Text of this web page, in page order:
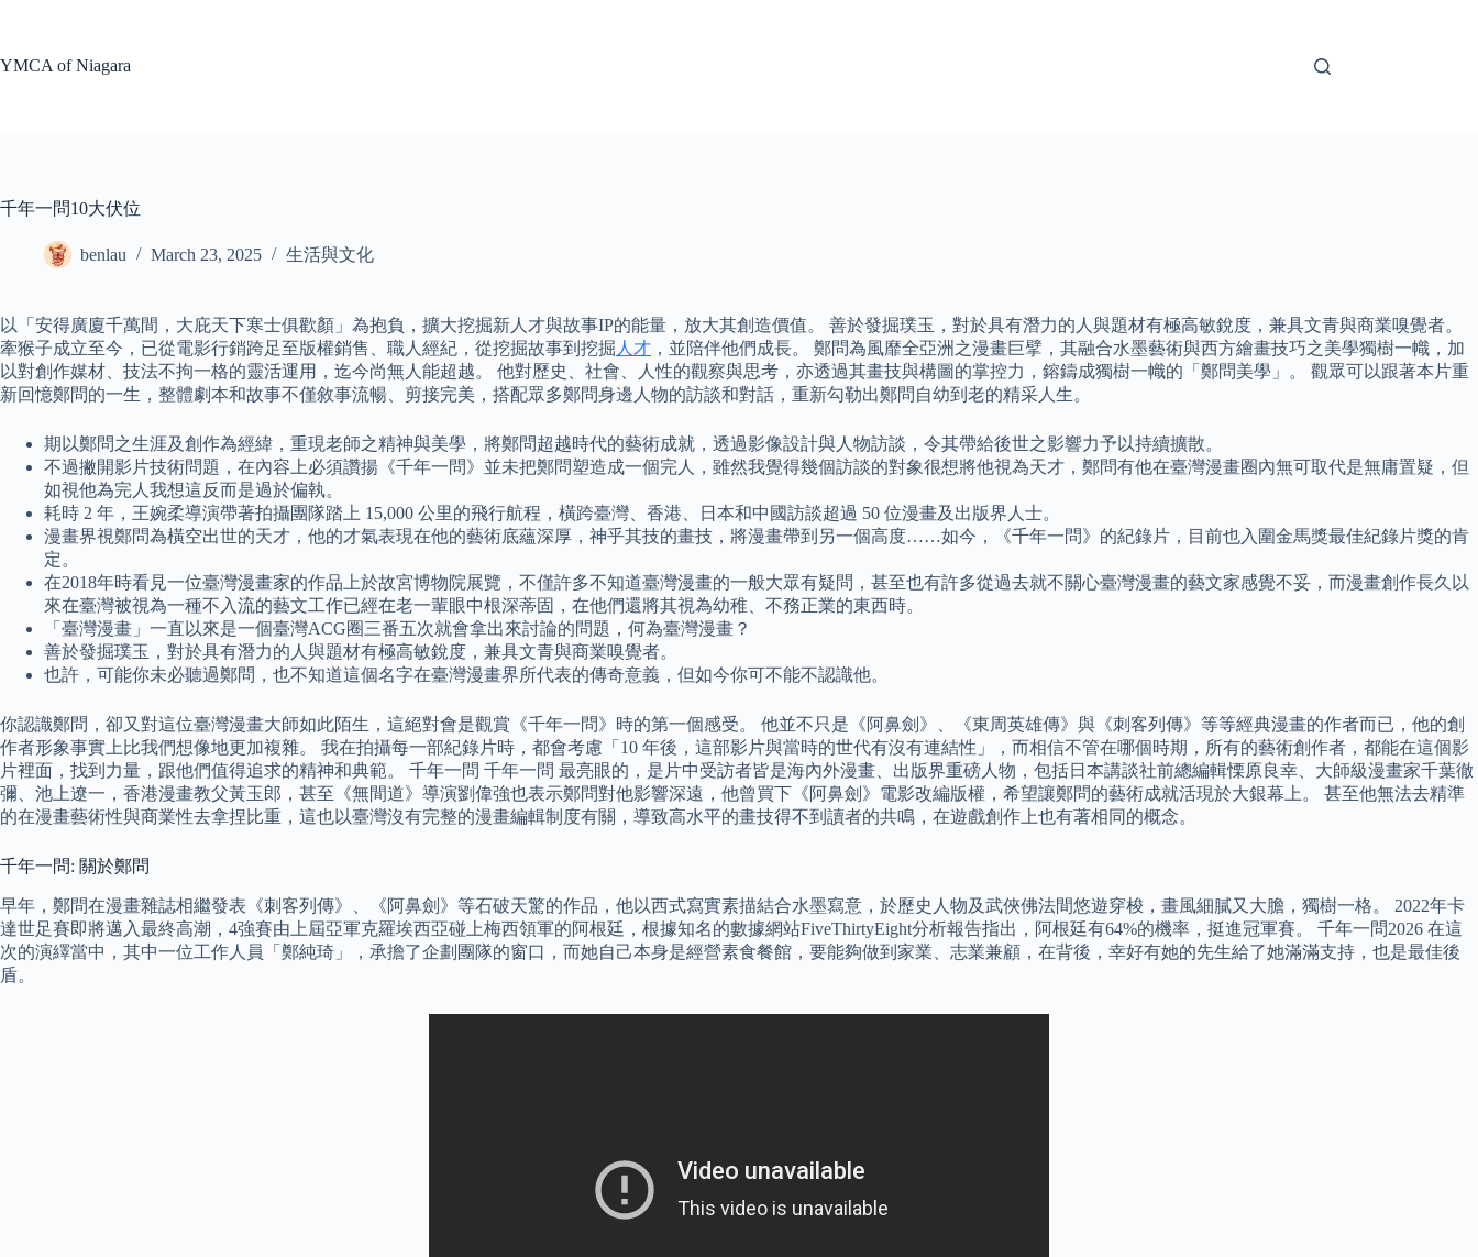
YMCA of Niagara
千年一問10大伏位
benlau March 23, 2025 生活與文化
以「安得廣廈千萬間，大庇天下寒士俱歡顏」為抱負，擴大挖掘新人才與故事IP的能量，放大其創造價值。 善於發掘璞玉，對於具有潛力的人與題材有極高敏銳度，兼具文青與商業嗅覺者。
牽猴子成立至今，已從電影行銷跨足至版權銷售、職人經紀，從挖掘故事到挖掘 人才 ，並陪伴他們成長。 鄭問為風靡全亞洲之漫畫巨擘，其融合水墨藝術與西方繪畫技巧之美學獨樹一幟，加
以對創作媒材、技法不拘一格的靈活運用，迄今尚無人能超越。 他對歷史、社會、人性的觀察與思考，亦透過其畫技與構圖的掌控力，鎔鑄成獨樹一幟的「鄭問美學」。 觀眾可以跟著本片重
新回憶鄭問的一生，整體劇本和故事不僅敘事流暢、剪接完美，搭配眾多鄭問身邊人物的訪談和對話，重新勾勒出鄭問自幼到老的精采人生。
期以鄭問之生涯及創作為經緯，重現老師之精神與美學，將鄭問超越時代的藝術成就，透過影像設計與人物訪談，令其帶給後世之影響力予以持續擴散。
不過撇開影片技術問題，在內容上必須讚揚《千年一問》並未把鄭問塑造成一個完人，雖然我覺得幾個訪談的對象很想將他視為天才，鄭問有他在臺灣漫畫圈內無可取代是無庸置疑，但
如視他為完人我想這反而是過於偏執。
耗時 2 年，王婉柔導演帶著拍攝團隊踏上 15,000 公里的飛行航程，橫跨臺灣、香港、日本和中國訪談超過 50 位漫畫及出版界人士。
漫畫界視鄭問為橫空出世的天才，他的才氣表現在他的藝術底蘊深厚，神乎其技的畫技，將漫畫帶到另一個高度……如今，《千年一問》的紀錄片，目前也入圍金馬獎最佳紀錄片獎的肯
定。
在2018年時看見一位臺灣漫畫家的作品上於故宮博物院展覽，不僅許多不知道臺灣漫畫的一般大眾有疑問，甚至也有許多從過去就不關心臺灣漫畫的藝文家感覺不妥，而漫畫創作長久以
來在臺灣被視為一種不入流的藝文工作已經在老一輩眼中根深蒂固，在他們還將其視為幼稚、不務正業的東西時。
「臺灣漫畫」一直以來是一個臺灣ACG圈三番五次就會拿出來討論的問題，何為臺灣漫畫？
善於發掘璞玉，對於具有潛力的人與題材有極高敏銳度，兼具文青與商業嗅覺者。
也許，可能你未必聽過鄭問，也不知道這個名字在臺灣漫畫界所代表的傳奇意義，但如今你可不能不認識他。
你認識鄭問，卻又對這位臺灣漫畫大師如此陌生，這絕對會是觀賞《千年一問》時的第一個感受。 他並不只是《阿鼻劍》、《東周英雄傳》與《刺客列傳》等等經典漫畫的作者而已，他的創
作者形象事實上比我們想像地更加複雜。 我在拍攝每一部紀錄片時，都會考慮「10 年後，這部影片與當時的世代有沒有連結性」，而相信不管在哪個時期，所有的藝術創作者，都能在這個影
片裡面，找到力量，跟他們值得追求的精神和典範。 千年一問 千年一問 最亮眼的，是片中受訪者皆是海內外漫畫、出版界重磅人物，包括日本講談社前總編輯慄原良幸、大師級漫畫家千葉徹
彌、池上遼一，香港漫畫教父黃玉郎，甚至《無間道》導演劉偉強也表示鄭問對他影響深遠，他曾買下《阿鼻劍》電影改編版權，希望讓鄭問的藝術成就活現於大銀幕上。 甚至他無法去精準
的在漫畫藝術性與商業性去拿捏比重，這也以臺灣沒有完整的漫畫編輯制度有關，導致高水平的畫技得不到讀者的共鳴，在遊戲創作上也有著相同的概念。
千年一問: 關於鄭問
早年，鄭問在漫畫雜誌相繼發表《刺客列傳》、《阿鼻劍》等石破天驚的作品，他以西式寫實素描結合水墨寫意，於歷史人物及武俠佛法間悠遊穿梭，畫風細膩又大膽，獨樹一格。 2022年卡
達世足賽即將邁入最終高潮，4強賽由上屆亞軍克羅埃西亞碰上梅西領軍的阿根廷，根據知名的數據網站FiveThirtyEight分析報告指出，阿根廷有64%的機率，挺進冠軍賽。 千年一問2026 在這
次的演繹當中，其中一位工作人員「鄭純琦」，承擔了企劃團隊的窗口，而她自己本身是經營素食餐館，要能夠做到家業、志業兼顧，在背後，幸好有她的先生給了她滿滿支持，也是最佳後
盾。